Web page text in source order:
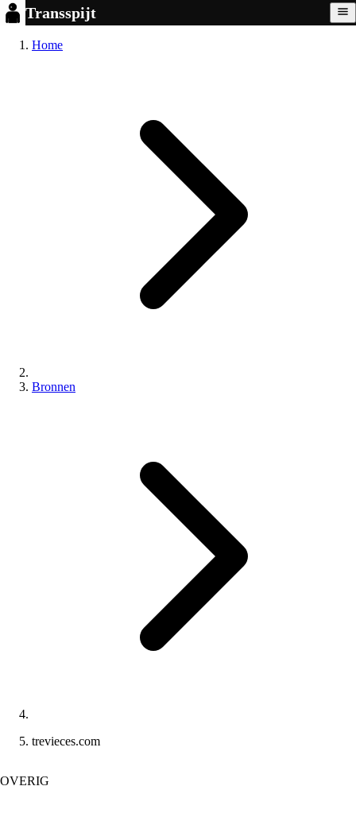
Transspijt
Home
Bronnen
trevieces.com
OVERIG